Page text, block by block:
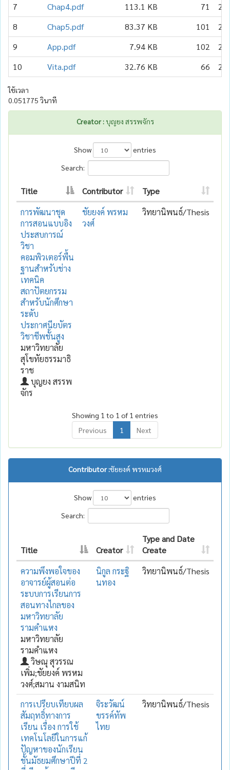
7
Chap4.pdf 113.1 KB 71
8
Chap5.pdf 83.37 KB 101
9
App.pdf 7.94 KB 102
10
Vita.pdf 32.76 KB 66
ใช้เวลา
0.051775 วินาที
Creator :บุญยง สรรพจักร
Show
entries
Search:
Title Contributor
Type
การพัฒนาชุด
การสอนแบบอิง
ประสบการณ์
วิชา
คอมพิวเตอร์พื้น
ฐานสำหรับช่าง
เทคนิค
สถาปัตยกรรม
สำหรับนักศึกษา
ระดับ
ประกาศนียบัตร
วิชาชีพชั้นสูง
มหาวิทยาลัย
สุโขทัยธรรมาธิ
ราช
บุญยง สรรพ
จักร
ชัยยงค์ พรหม
วงศ์
วิทยานิพนธ์/Thesis
Showing 1 to 1 of 1 entries
Previous
1 Next
Contributor :ชัยยงค์ พรหมวงศ์
Show
entries
Search:
Title Creator
Type and Date
Create
ความพึงพอใจของ
อาจารย์ผู้สอนต่อ
ระบบการเรียนการ
สอนทางไกลของ
มหาวิทยาลัย
รามคำแหง
มหาวิทยาลัย
รามคำแหง
วิษณุ สุวรรณ
เพิ่ม;ชัยยงค์ พรหม
วงศ์;สมาน งามสนิท
นิกูล กระฐิ
นทอง
วิทยานิพนธ์/Thesis
การเปรียบเทียบผล
สัมฤทธิ์ทางการ
เรียน เรื่อง การใช้
เทคโนโลยีในการแก้
ปัญหาของนักเรียน
ชั้นมัธยมศึกษาปีที่ 2
จิระวัฒน์
ขรรค์ทัพ
ไทย
วิทยานิพนธ์/Thesis